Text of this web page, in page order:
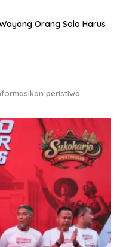
Orang Solo Harus
peristiwa